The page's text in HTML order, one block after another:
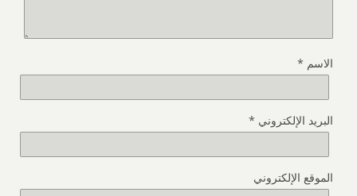
الاسم *
البريد الإلكتروني *
الموقع الإلكتروني